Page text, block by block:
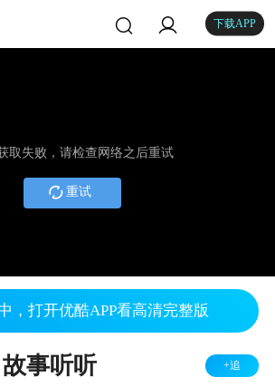
下载APP
取失败，请检查网络之后重试
重试
，打开优酷APP看高清完整版
故事听听 +追